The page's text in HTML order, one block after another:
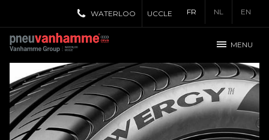
FR NL EN
WATERLOO UCCLE
MENU